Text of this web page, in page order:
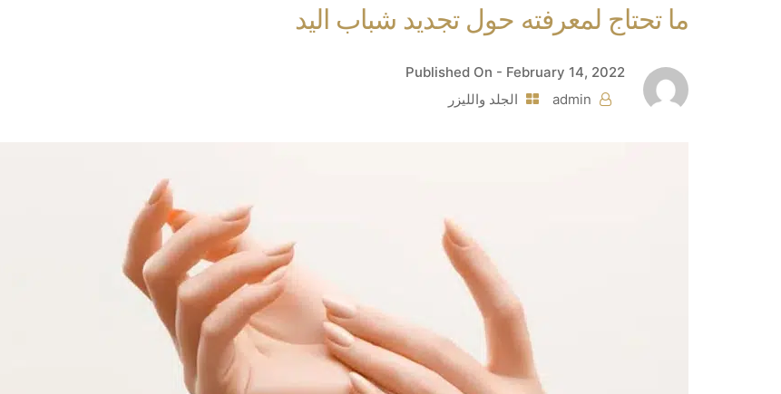
ما تحتاج لمعرفته حول تجديد شباب اليد
Published On - February 14, 2022
admin
الجلد والليزر